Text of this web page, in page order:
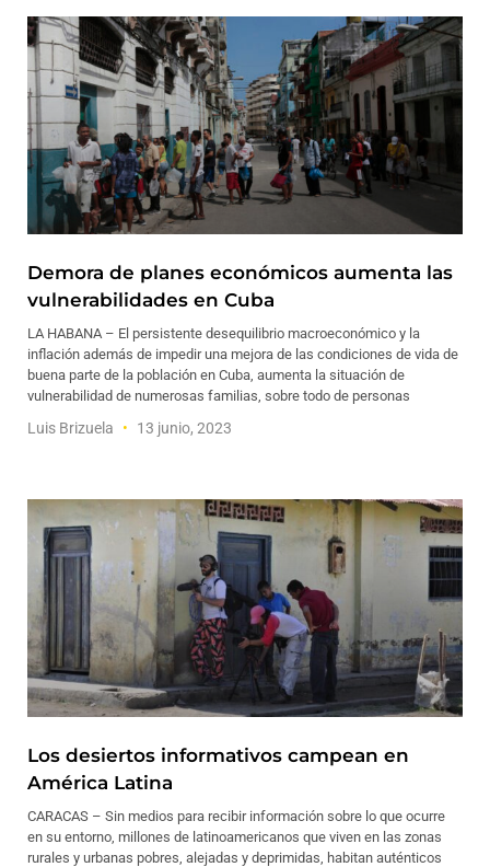
Demora de planes económicos aumenta las
vulnerabilidades en Cuba
LA HABANA – El persistente desequilibrio macroeconómico y la
inflación además de impedir una mejora de las condiciones de vida de
buena parte de la población en Cuba, aumenta la situación de
vulnerabilidad de numerosas familias, sobre todo de personas
Luis Brizuela 13 junio, 2023
Los desiertos informativos campean en
América Latina
CARACAS – Sin medios para recibir información sobre lo que ocurre
en su entorno, millones de latinoamericanos que viven en las zonas
rurales y urbanas pobres, alejadas y deprimidas, habitan auténticos